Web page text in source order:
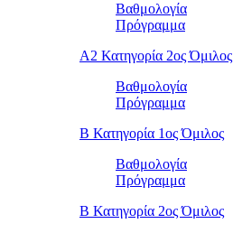
Βαθμολογία
Πρόγραμμα
Α2 Κατηγορία 2ος Όμιλος
Βαθμολογία
Πρόγραμμα
Β Κατηγορία 1ος Όμιλος
Βαθμολογία
Πρόγραμμα
Β Κατηγορία 2ος Όμιλος